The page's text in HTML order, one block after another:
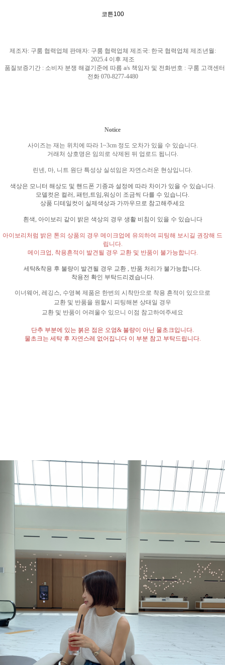
코튼100
제조자: 구룸 협력업체 판매자: 구룸 협력업체 제조국: 한국 협력업체 제조년월 :
2025.4 이후 제조
품질보증기간 : 소비자 분쟁 해결기준에 따름 a/s 책임자 및 전화번호 : 구룸 고객센터
전화 070-8277-4480
Notice
사이즈는 재는 위치에 따라 1~3cm 정도 오차가 있을 수 있습니다.
거래처 상호명은 임의로 삭제된 뒤 업로드 됩니다.
린넨, 마, 니트 원단 특성상 실섞임은 자연스러운 현상입니다.
색상은 모니터 해상도 및 핸드폰 기종과 설정에 따라 차이가 있을 수 있습니다.
모델컷은 컬러, 패턴,트임,워싱이 조금씩 다를 수 있습니다.
상품 디테일컷이 실제색상과 가까우므로 참고해주세요
흰색, 아이보리 같이 밝은 색상의 경우 생활 비침이 있을 수 있습니다
아이보리처럼 밝은 톤의 상품의 경우 메이크업에 유의하여 피팅해 보시길 권장해 드
립니다.
메이크업, 착용흔적이 발견될 경우 교환 및 반품이 불가능합니다.
세탁&착용 후 불량이 발견될 경우 교환 , 반품 처리가 불가능합니다.
착용전 확인 부탁드리겠습니다.
이너웨어, 레깅스, 수영복 제품은 한번의 시착만으로 착용 흔적이 있으므로
교환 및 반품을 원할시 피팅해본 상태일 경우
교환 및 반품이 어려울수 있으니 이점 참고하여주세요
단추 부분에 있는 붉은 점은 오염& 불량이 아닌 물초크입니다.
물초크는 세탁 후 자연스레 없어집니다 이 부분 참고 부탁드립니다.